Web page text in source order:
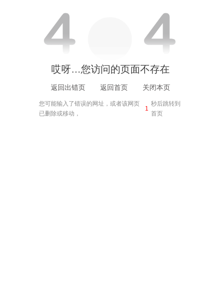
哎呀…您访问的页面不存在
返回出错页 返回首页 关闭本页
您可能输入了错误的网址，或者该网页
已删除或移动，
1
秒后跳转到
首页